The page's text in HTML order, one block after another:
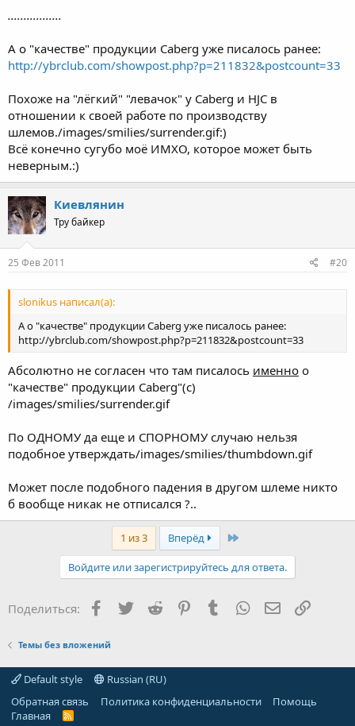
.................
А о "качестве" продукции Caberg уже писалось ранее:
http://ybrclub.com/showpost.php?p=211832&postcount=33
Похоже на "лёгкий" "левачок" у Caberg и HJC в
отношении к своей работе по производству
шлемов./images/smilies/surrender.gif:)
Всё конечно сугубо моё ИМХО, которое может быть
неверным.:)
Киевлянин
Тру байкер
25 Фев 2011 #20
slonikus написал(а):
А о "качестве" продукции Caberg уже писалось ранее:
http://ybrclub.com/showpost.php?p=211832&postcount=33
Абсолютно не согласен что там писалось именно о
"качестве" продукции Caberg"(с)
/images/smilies/surrender.gif
По ОДНОМУ да еще и СПОРНОМУ случаю нельзя
подобное утверждать/images/smilies/thumbdown.gif
Может после подобного падения в другом шлеме никто
б вообще никак не отписался ?..
1 из 3 Вперёд Last
Войдите или зарегистрируйтесь для ответа.
Поделиться: Facebook
TwitterReddit PinterestTumblr WhatsApp Ссылка
Темы без вложений
Default style
Russian (RU)
Обратная связь
Политика конфиденциальности
Помощь
Главная
R